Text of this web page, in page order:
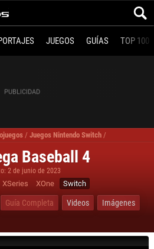
JUEGOS GUÍAS TOP 100
/ Juegos Nintendo Switch /
Baseball 4
2 de junio de 2023
XSeries XOne Switch
Guía Completa Videos
Imágenes